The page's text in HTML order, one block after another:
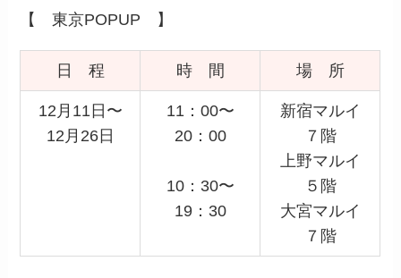
【 東京POPUP 】
日 程 時 間 場 所
12月11日〜
12月26日
11：00〜
20：00
10：30〜
19：30
新宿マルイ
７階
上野マルイ
５階
大宮マルイ
７階